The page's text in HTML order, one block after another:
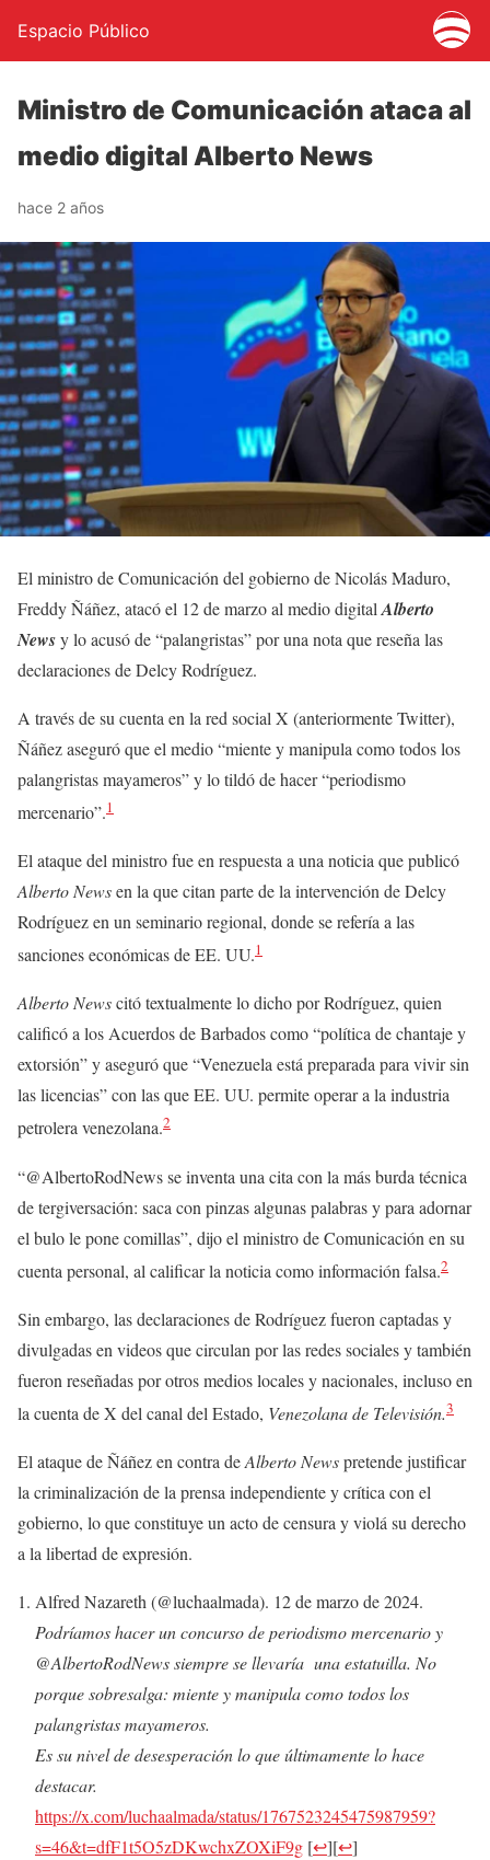
Espacio Público
Ministro de Comunicación ataca al
medio digital Alberto News
hace 2 años
El ministro de Comunicación del gobierno de Nicolás Maduro,
Freddy Ñáñez, atacó el 12 de marzo al medio digital Alberto
Newsy lo acusó de “palangristas” por una nota que reseña las
declaraciones de Delcy Rodríguez.
A través de su cuenta en la red social X (anteriormente Twitter),
Ñáñez aseguró que el medio “miente y manipula como todos los
palangristas mayameros” y lo tildó de hacer “periodismo
mercenario”.1
El ataque del ministro fue en respuesta a una noticia que publicó
Alberto Newsen la que citan parte de la intervención de Delcy
Rodríguez en un seminario regional, donde se refería a las
sanciones económicas de EE. UU.1
Alberto Newscitó textualmente lo dicho por Rodríguez, quien
calificó a los Acuerdos de Barbados como “política de chantaje y
extorsión” y aseguró que “Venezuela está preparada para vivir sin
las licencias” con las que EE. UU. permite operar a la industria
petrolera venezolana.2
“@AlbertoRodNews se inventa una cita con la más burda técnica
de tergiversación: saca con pinzas algunas palabras y para adornar
el bulo le pone comillas”, dijo el ministro de Comunicación en su
cuenta personal, al calificar la noticia como información falsa.2
Sin embargo, las declaraciones de Rodríguez fueron captadas y
divulgadas en videos que circulan por las redes sociales y también
fueron reseñadas por otros medios locales y nacionales, incluso en
la cuenta de X del canal del Estado, Venezolana de Televisión.3
El ataque de Ñáñez en contra deAlberto Newspretende justificar
la criminalización de la prensa independiente y crítica con el
gobierno, lo que constituye un acto de censura y violá su derecho
a la libertad de expresión.
Alfred Nazareth (@luchaalmada). 12 de marzo de 2024.
Podríamos hacer un concurso de periodismo mercenario y
@AlbertoRodNews siempre se llevaría una estatuilla. No
porque sobresalga: miente y manipula como todos los
palangristas mayameros.
Es su nivel de desesperación lo que últimamente lo hace
destacar.
https://x.com/luchaalmada/status/1767523245475987959?
s=46&t=dfF1t5O5zDKwchxZOXiF9g [↩][↩]